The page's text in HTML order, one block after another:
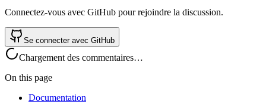
Connectez-vous avec GitHub pour rejoindre la discussion.
Se connecter avec GitHub
Chargement des commentaires…
On this page
Documentation